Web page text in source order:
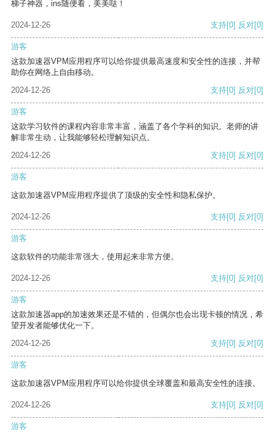
梯子神器，ins随便看，美美哒！
2024-12-26 支持[0] 反对[0]
游客
这款加速器VPM应用程序可以给你提供最高速度和安全性的连接，并帮
助你在网络上自由移动。
2024-12-26
支持[0] 反对[0]
游客
这款学习软件的课程内容非常丰富，涵盖了各个学科的知识。老师的讲
解非常生动，让我能够轻松理解知识点。
2024-12-26
支持[0] 反对[0]
游客
这款加速器VPM应用程序提供了顶级的安全性和隐私保护。
2024-12-26 支持[0] 反对[0]
游客
这款软件的功能非常强大，使用起来非常方便。
2024-12-26 支持[0] 反对[0]
游客
这款加速器app的加速效果还是不错的，但偶尔也会出现卡顿的情况，希
望开发者能够优化一下。
2024-12-26
支持[0] 反对[0]
游客
这款加速器VPM应用程序可以给你提供全球覆盖和最高安全性的连接。
2024-12-26 支持[0] 反对[0]
游客